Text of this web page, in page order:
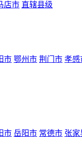
店市 直辖县级
市 鄂州市 荆门市 孝感
市 岳阳市 常德市 张家